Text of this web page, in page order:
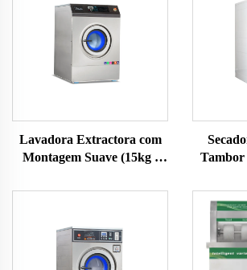
Lavadora Extractora com
Montagem Suave (15kg ,
Tambor